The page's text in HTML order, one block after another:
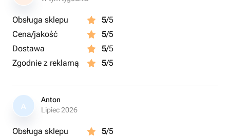
Obsługa sklepu 5/5
Cena/jakość
5/5
Dostawa
5/5
Zgodnie z reklamą
5/5
A
Anton
Lipiec 2026
Obsługa sklepu 5/5